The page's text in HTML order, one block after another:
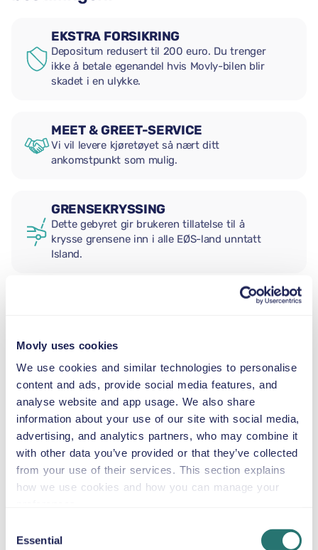
Movly uses cookies
We use cookies and similar technologies to personalise
content and ads, provide social media features, and
analyse website and app usage. We also share
information about your use of our site with social media,
advertising, and analytics partners, who may combine it
with other data you’ve provided or that they’ve collected
from your use of their services. This section explains
how we use cookies and how you can manage your
Selection
Essential
EKSTRA FORSIKRING
Depositum redusert til 200 euro. Du trenger
ikke å betale egenandel hvis Movly-bilen blir
skadet i en ulykke.
MEET & GREET-SERVICE
Vi vil levere kjøretøyet så nært ditt
ankomstpunkt som mulig.
GRENSEKRYSSING
Dette gebyret gir brukeren tillatelse til å
krysse grensene inn i alle EØS-land unntatt
Island.
BABYBILSTOL
2,5–13 kg
SMÅBARNSSTOL
9–18 kg
BELTESTOL